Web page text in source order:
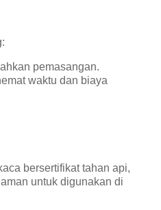
pemasangan.
waktu dan biaya
bersertifikat tahan api,
untuk digunakan di